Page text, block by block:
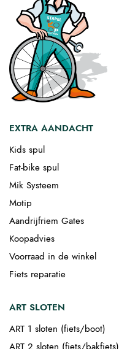
EXTRA AANDACHT
Kids spul
Fat-bike spul
Mik Systeem
Motip
Aandrijfriem Gates
Koopadvies
Voorraad in de winkel
Fiets reparatie
ART SLOTEN
ART 1 sloten (fiets/boot)